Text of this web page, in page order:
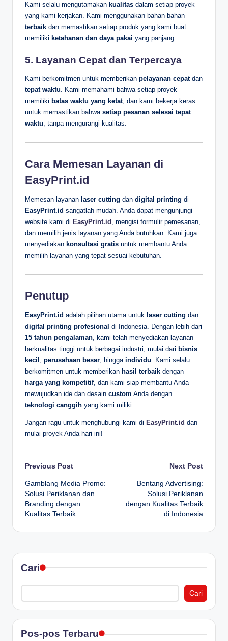
Kami selalu mengutamakan kualitas dalam setiap proyek
yang kami kerjakan. Kami menggunakan bahan-bahan
terbaik dan memastikan setiap produk yang kami buat
memiliki ketahanan dan daya pakai yang panjang.
5. Layanan Cepat dan Terpercaya
Kami berkomitmen untuk memberikan pelayanan cepatdan
tepat waktu. Kami memahami bahwa setiap proyek
memiliki batas waktu yang ketat, dan kami bekerja keras
untuk memastikan bahwa setiap pesanan selesai tepat
waktu, tanpa mengurangi kualitas.
Cara Memesan Layanan di
EasyPrint.id
Memesan layanan laser cutting dan digital printing di
EasyPrint.id sangatlah mudah. Anda dapat mengunjungi
website kami di EasyPrint.id , mengisi formulir pemesanan,
dan memilih jenis layanan yang Anda butuhkan. Kami juga
menyediakan konsultasi gratis untuk membantu Anda
memilih layanan yang tepat sesuai kebutuhan.
Penutup
EasyPrint.id adalah pilihan utama untuk laser cutting dan
digital printing profesional di Indonesia. Dengan lebih dari
15 tahun pengalaman , kami telah menyediakan layanan
berkualitas tinggi untuk berbagai industri, mulai dari bisnis
kecil perusahaan besar , hingga individu . Kami selalu
berkomitmen untuk memberikan hasil terbaik dengan
harga yang kompetitif, dan kami siap membantu Anda
mewujudkan ide dan desain custom Anda dengan
teknologi canggih yang kami miliki.
Jangan ragu untuk menghubungi kami di EasyPrint.id dan
mulai proyek Anda hari ini!
Post
navigation
Previous Post
Gamblang Media Promo:
Solusi Periklanan dan
Branding dengan
Kualitas Terbaik
Next Post
Bentang Advertising:
Solusi Periklanan
dengan Kualitas Terbaik
di Indonesia
Cari
Cari
Pos-pos Terbaru